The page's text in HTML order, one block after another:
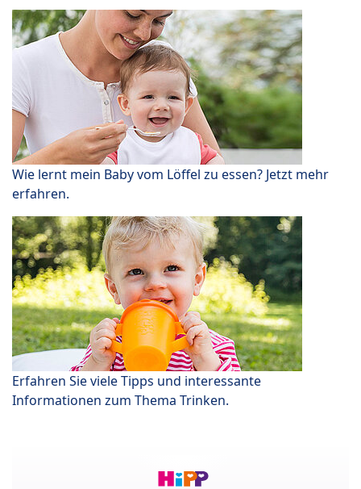
Wie lernt mein Baby vom Löffel zu essen? Jetzt mehr
erfahren.
Erfahren Sie viele Tipps und interessante
Informationen zum Thema Trinken.